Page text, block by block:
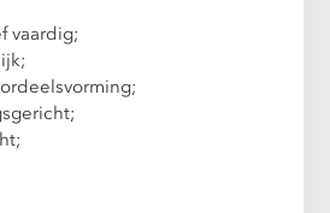
vaardig;